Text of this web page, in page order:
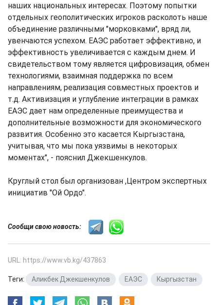
наших национальных интересах. Поэтому попытки
отдельных геополитических игроков расколоть наше
объединение различными "морковками", вряд ли,
увенчаются успехом. ЕАЭС работает эффективно, и
эффективность увеличивается с каждым днем. И
свидетельством тому является цифровизация, обмен
технологиями, взаимная поддержка по всем
направлениям, реализация совместных проектов и
т.д. Активизация и углубление интеграции в рамках
ЕАЭС дает нам определенные преимущества и
дополнительные возможности для экономического
развития. Особенно это касается Кыргызстана,
учитывая, что мы пока уязвимы в некоторых
моментах", - пояснил Джекшенкулов.
Круглый стол был организован ,Центром экспертных
инициатив "Ой Ордо".
Сообщи свою новость:
URL: https://www.vb.kg/437863
Теги: Аликбек Джекшенкулов ЕАЭС Кыргызстан